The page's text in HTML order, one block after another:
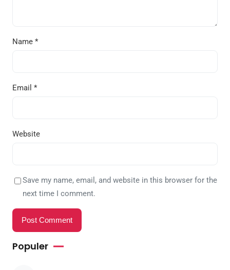
Name *
Email *
Website
Save my name, email, and website in this browser for the
next time I comment.
Populer